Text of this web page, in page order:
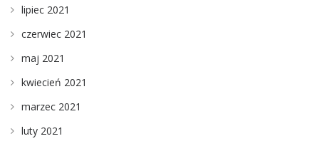
lipiec 2021
czerwiec 2021
maj 2021
kwiecień 2021
marzec 2021
luty 2021